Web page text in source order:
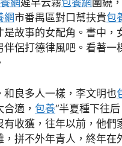
網遲早云霧包養網 圍繞
網市番禺區對口幫扶貴包
是故事的女配角。書中
侶打德律風吧。看著一
良多人一樣，李文明也
適， 包養“半夏種下往
有收獲，往年以前，他
拼不外年青人，終年在